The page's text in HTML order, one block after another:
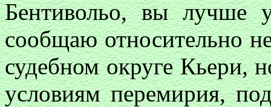
Бентивольо, вы лучше
сообщаю относительно
судебном округе Кьери,
условиям перемирия,